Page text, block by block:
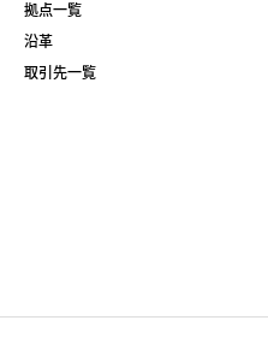
拠点一覧
沿革
取引先一覧